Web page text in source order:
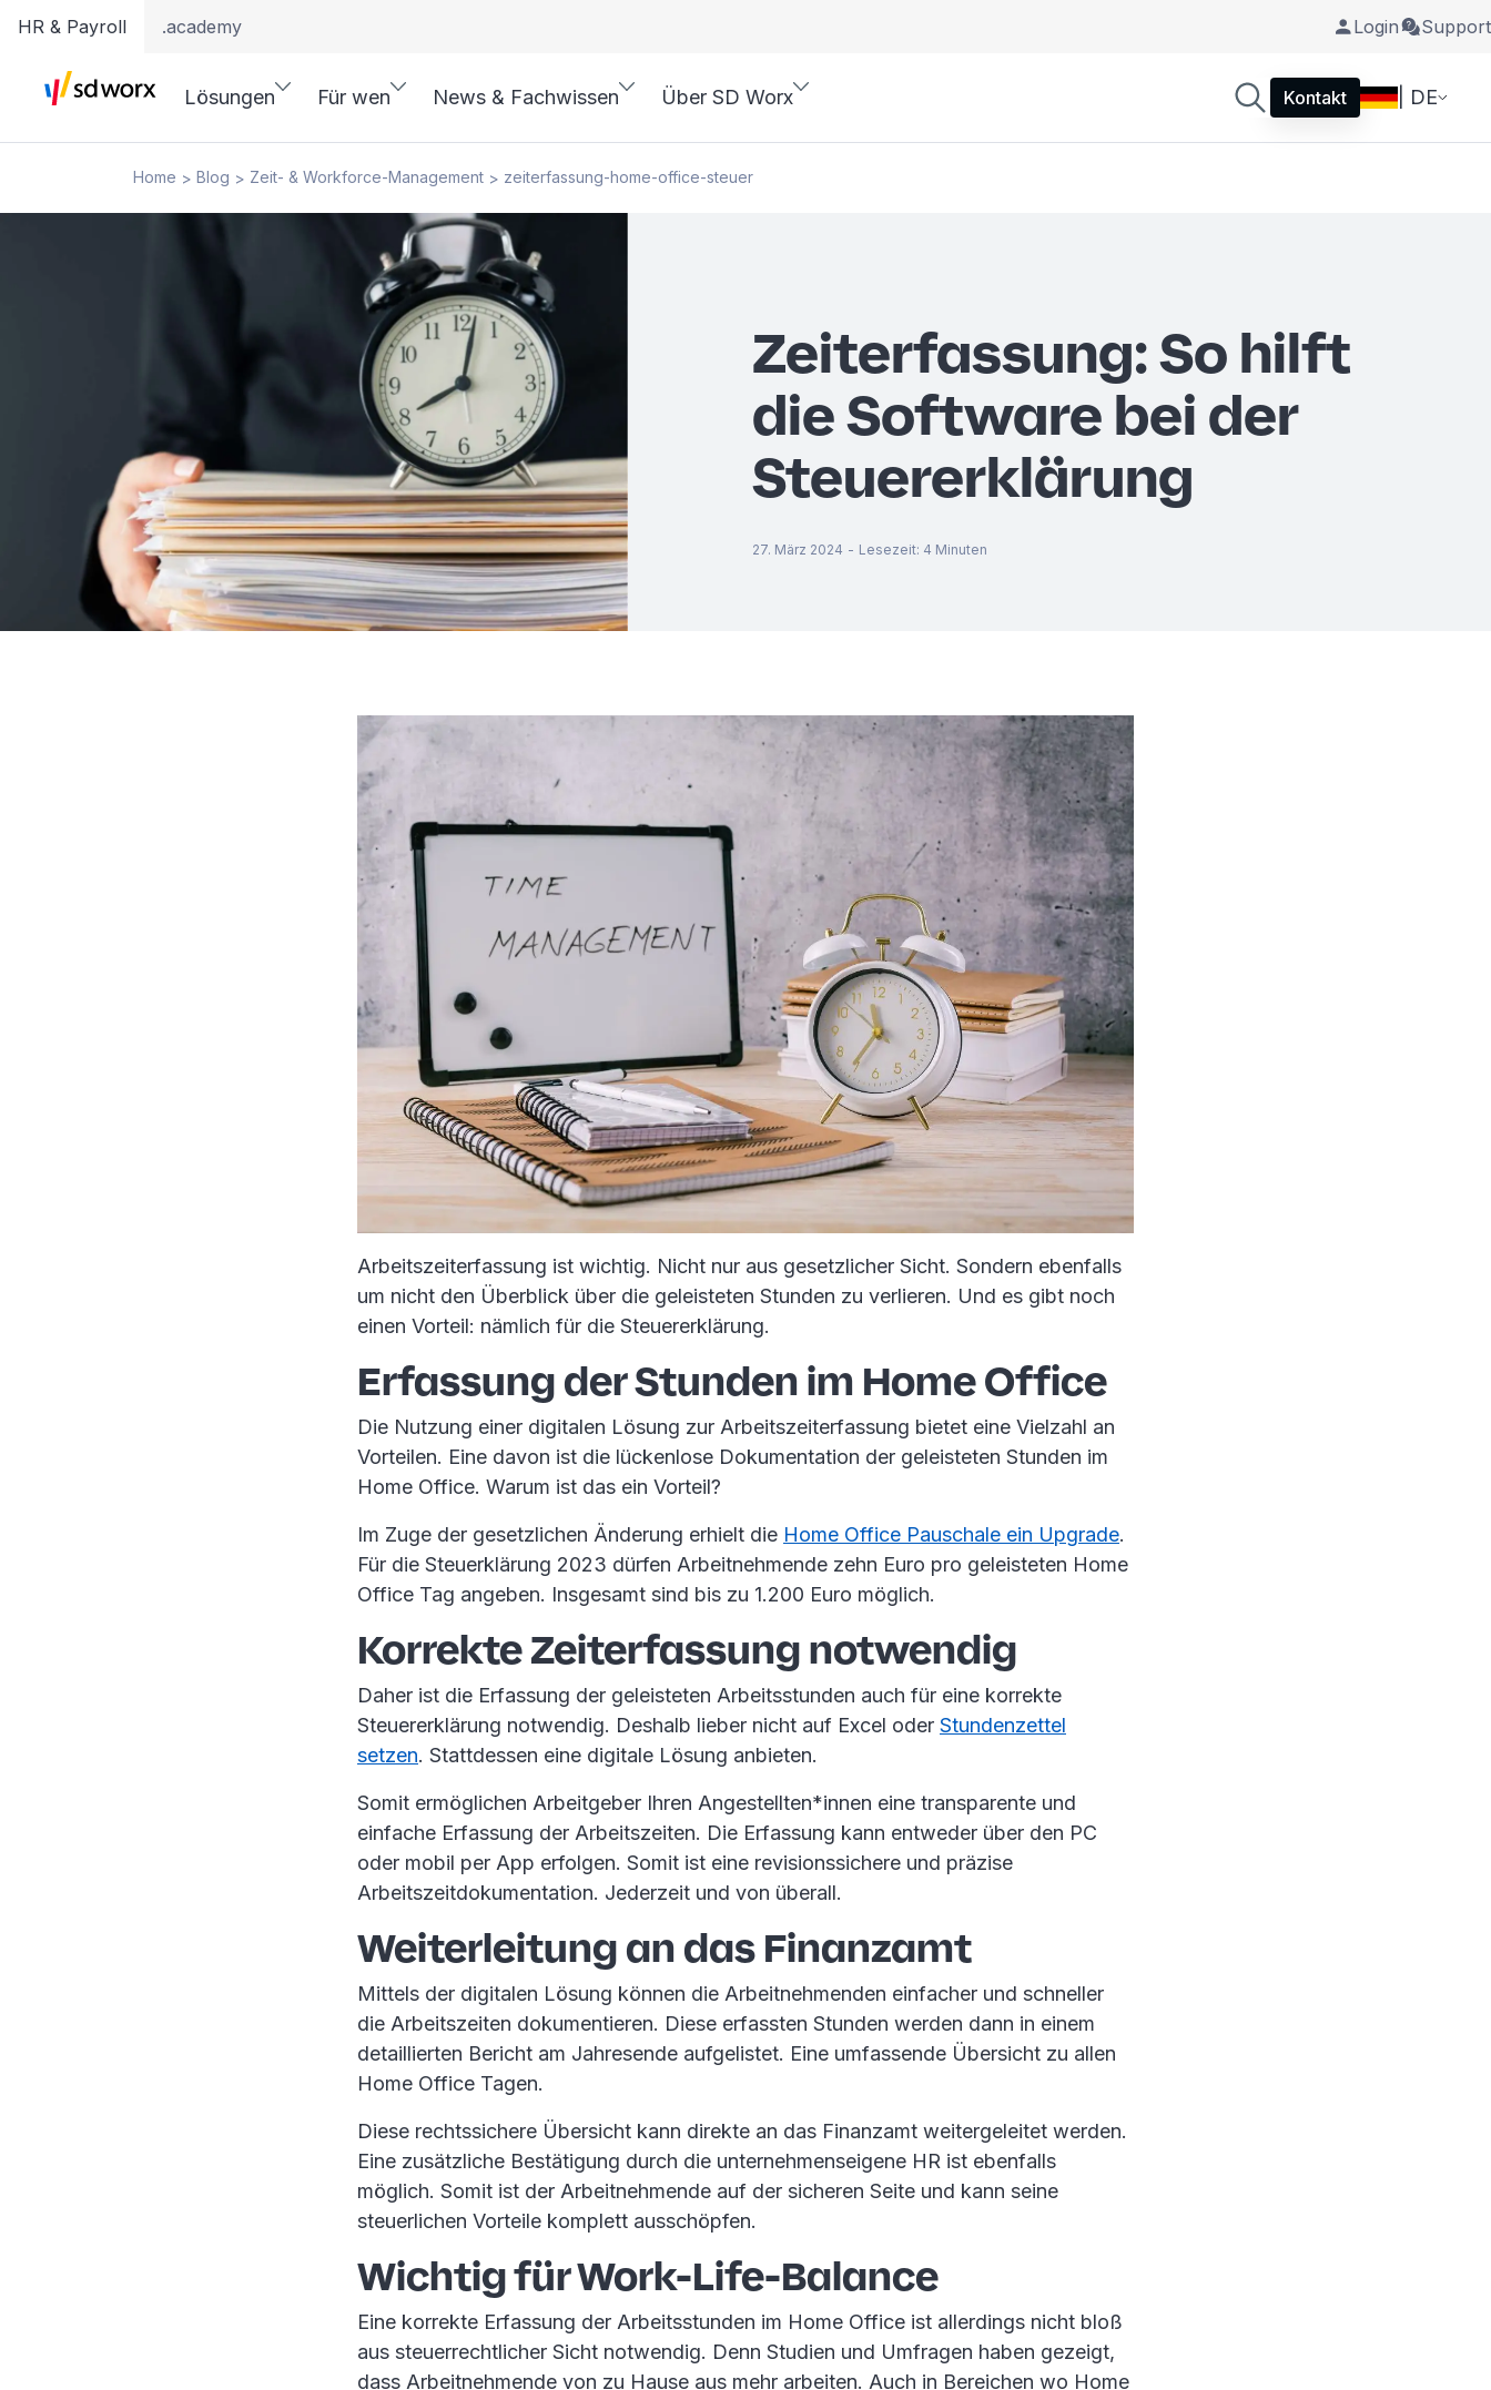
HR & Payroll .academy Login Support
Lösungen Für wen News & Fachwissen Über SD Worx Kontakt | DE
Home > Blog > Zeit- & Workforce-Management > zeiterfassung-home-office-steuer
Zeiterfassung: So hilft
die Software bei der
Steuererklärung
27. März 2024 - Lesezeit: 4 Minuten
Arbeitszeiterfassung ist wichtig. Nicht nur aus gesetzlicher Sicht. Sondern ebenfalls
um nicht den Überblick über die geleisteten Stunden zu verlieren. Und es gibt noch
einen Vorteil: nämlich für die Steuererklärung.
Erfassung der Stunden im Home Office
Die Nutzung einer digitalen Lösung zur Arbeitszeiterfassung bietet eine Vielzahl an
Vorteilen. Eine davon ist die lückenlose Dokumentation der geleisteten Stunden im
Home Office. Warum ist das ein Vorteil?
Im Zuge der gesetzlichen Änderung erhielt die Home Office Pauschale ein Upgrade.
Für die Steuerklärung 2023 dürfen Arbeitnehmende zehn Euro pro geleisteten Home
Office Tag angeben. Insgesamt sind bis zu 1.200 Euro möglich.
Korrekte Zeiterfassung notwendig
Daher ist die Erfassung der geleisteten Arbeitsstunden auch für eine korrekte
Steuererklärung notwendig. Deshalb lieber nicht auf Excel oder Stundenzettel
setzen. Stattdessen eine digitale Lösung anbieten.
Somit ermöglichen Arbeitgeber Ihren Angestellten*innen eine transparente und
einfache Erfassung der Arbeitszeiten. Die Erfassung kann entweder über den PC
oder mobil per App erfolgen. Somit ist eine revisionssichere und präzise
Arbeitszeitdokumentation. Jederzeit und von überall.
Weiterleitung an das Finanzamt
Mittels der digitalen Lösung können die Arbeitnehmenden einfacher und schneller
die Arbeitszeiten dokumentieren. Diese erfassten Stunden werden dann in einem
detaillierten Bericht am Jahresende aufgelistet. Eine umfassende Übersicht zu allen
Home Office Tagen.
Diese rechtssichere Übersicht kann direkte an das Finanzamt weitergeleitet werden.
Eine zusätzliche Bestätigung durch die unternehmenseigene HR ist ebenfalls
möglich. Somit ist der Arbeitnehmende auf der sicheren Seite und kann seine
steuerlichen Vorteile komplett ausschöpfen.
Wichtig für Work-Life-Balance
Eine korrekte Erfassung der Arbeitsstunden im Home Office ist allerdings nicht bloß
aus steuerrechtlicher Sicht notwendig. Denn Studien und Umfragen haben gezeigt,
dass Arbeitnehmende von zu Hause aus mehr arbeiten. Auch in Bereichen wo Home